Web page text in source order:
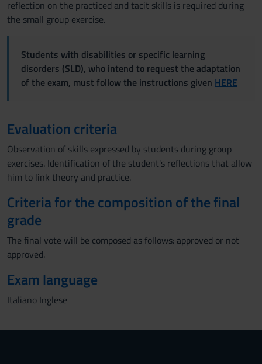
reflection on the practiced and tacit skills is required during
the small group exercise.
Students with disabilities or specific learning
disorders (SLD), who intend to request the adaptation
of the exam, must follow the instructions given HERE
Evaluation criteria
Observation of skills expressed by students during group
exercises. Identification of the student's reflections that allow
him to link theory and practice.
Criteria for the composition of the final
grade
The final vote will be composed as follows: approved or not
approved.
Exam language
Italiano Inglese